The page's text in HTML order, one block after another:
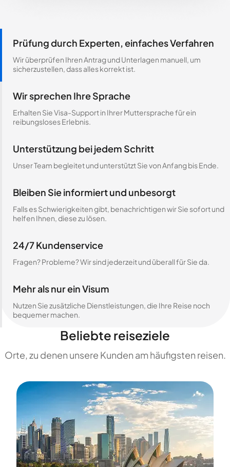
Prüfung durch Experten, einfaches Verfahren
Wir überprüfen Ihren Antrag und Unterlagen manuell, um
sicherzustellen, dass alles korrekt ist.
Wir sprechen Ihre Sprache
Erhalten Sie Visa-Support in Ihrer Muttersprache für ein
reibungsloses Erlebnis.
Unterstützung bei jedem Schritt
Unser Team begleitet und unterstützt Sie von Anfang bis Ende.
Bleiben Sie informiert und unbesorgt
Falls es Schwierigkeiten gibt, benachrichtigen wir Sie sofort und
helfen Ihnen, diese zu lösen.
24/7 Kundenservice
Fragen? Probleme? Wir sind jederzeit und überall für Sie da.
Mehr als nur ein Visum
Nutzen Sie zusätzliche Dienstleistungen, die Ihre Reise noch
bequemer machen.
Beliebte reiseziele
Orte, zu denen unsere Kunden am häufigsten reisen.